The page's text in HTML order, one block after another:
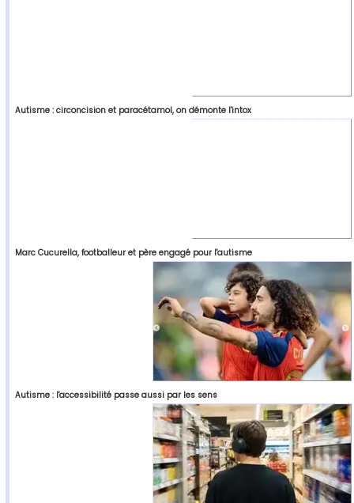
Autisme : circoncision et paracétamol, on démonte l'intox
Marc Cucurella, footballeur et père engagé pour l'autisme
Autisme : l'accessibilité passe aussi par les sens